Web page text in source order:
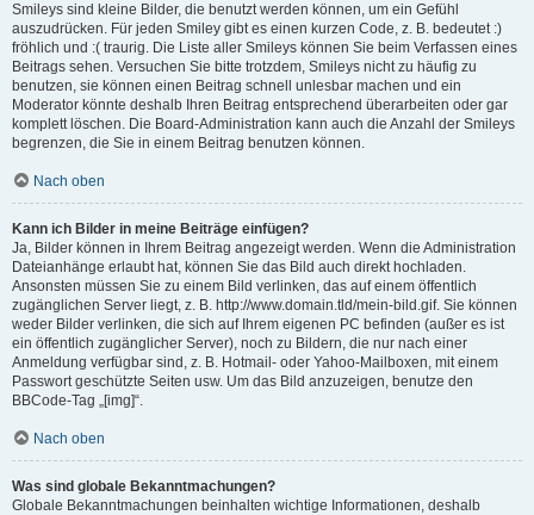
Smileys sind kleine Bilder, die benutzt werden können, um ein Gefühl
auszudrücken. Für jeden Smiley gibt es einen kurzen Code, z. B. bedeutet :)
fröhlich und :( traurig. Die Liste aller Smileys können Sie beim Verfassen eines
Beitrags sehen. Versuchen Sie bitte trotzdem, Smileys nicht zu häufig zu
benutzen, sie können einen Beitrag schnell unlesbar machen und ein
Moderator könnte deshalb Ihren Beitrag entsprechend überarbeiten oder gar
komplett löschen. Die Board-Administration kann auch die Anzahl der Smileys
begrenzen, die Sie in einem Beitrag benutzen können.
Nach oben
Kann ich Bilder in meine Beiträge einfügen?
Ja, Bilder können in Ihrem Beitrag angezeigt werden. Wenn die Administration
Dateianhänge erlaubt hat, können Sie das Bild auch direkt hochladen.
Ansonsten müssen Sie zu einem Bild verlinken, das auf einem öffentlich
zugänglichen Server liegt, z. B. http://www.domain.tld/mein-bild.gif. Sie können
weder Bilder verlinken, die sich auf Ihrem eigenen PC befinden (außer es ist
ein öffentlich zugänglicher Server), noch zu Bildern, die nur nach einer
Anmeldung verfügbar sind, z. B. Hotmail- oder Yahoo-Mailboxen, mit einem
Passwort geschützte Seiten usw. Um das Bild anzuzeigen, benutze den
BBCode-Tag „[img]“.
Nach oben
Was sind globale Bekanntmachungen?
Globale Bekanntmachungen beinhalten wichtige Informationen, deshalb